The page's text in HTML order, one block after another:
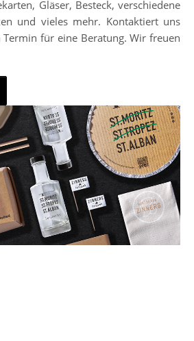
Gläser, Besteck, verschiedene
und vieles mehr. Kontaktiert uns
für eine Beratung. Wir freuen